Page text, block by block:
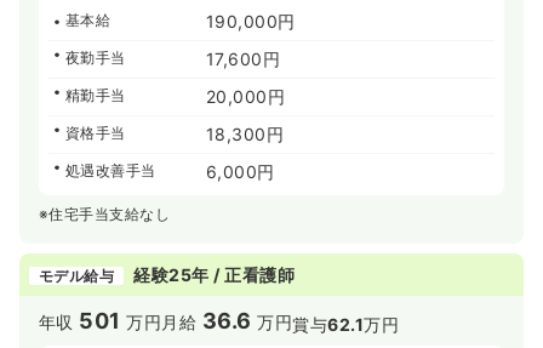
基本給 190,000円
夜勤手当 17,600円
精勤手当 20,000円
資格手当 18,300円
処遇改善手当 6,000円
※住宅手当支給なし
モデル給与 経験25年 / 正看護師
年収 501 万円 月給 36.6 万円賞与62.1万円